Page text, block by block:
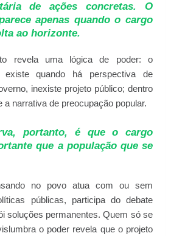
de ações concretas. O
apenas quando o cargo
ao horizonte.
revela uma lógica de poder: o
quando há perspectiva de
inexiste projeto público; dentro
a narrativa de preocupação popular.
portanto, é que o cargo
que a população que se
no povo atua com ou sem
públicas, participa do debate
soluções permanentes. Quem só se
o poder revela que o projeto